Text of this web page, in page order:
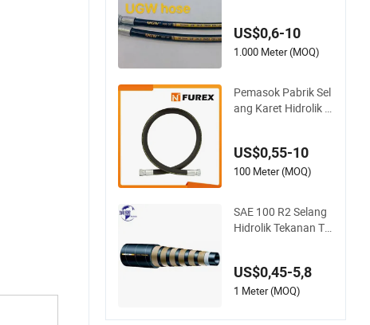
US$0,6-10
1.000 Meter (MOQ)
Pemasok Pabrik Sel
ang Karet Hidrolik A
US$0,55-10
100 Meter (MOQ)
SAE 100 R2 Selang
Hidrolik Tekanan Tin
US$0,45-5,8
1 Meter (MOQ)